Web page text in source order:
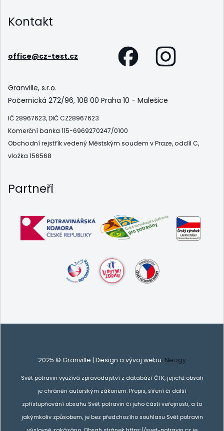
Kontakt
office@cz-test.cz
Granville, s.r.o.
Počernická 272/96, 108 00 Praha 10 - Malešice
IČ 28967623, DIČ CZ28967623
Komerční banka 115-6969270247/0100
Obchodní rejstřík vedený Městským soudem v Praze, oddíl C,
vložka 156568
Partneři
2025 © Granville | Design a vývoj webu: Neogy
Svět potravin využívá zpravodajství z databází ČTK, jejichž obsah
je chráněn autorským zákonem. Přepis, šíření či další
zpřístupňování obsahu Svět potravin či jeho části veřejnosti, a to
jakýmkoliv způsobem, je bez předchozího souhlasu Svět potravin